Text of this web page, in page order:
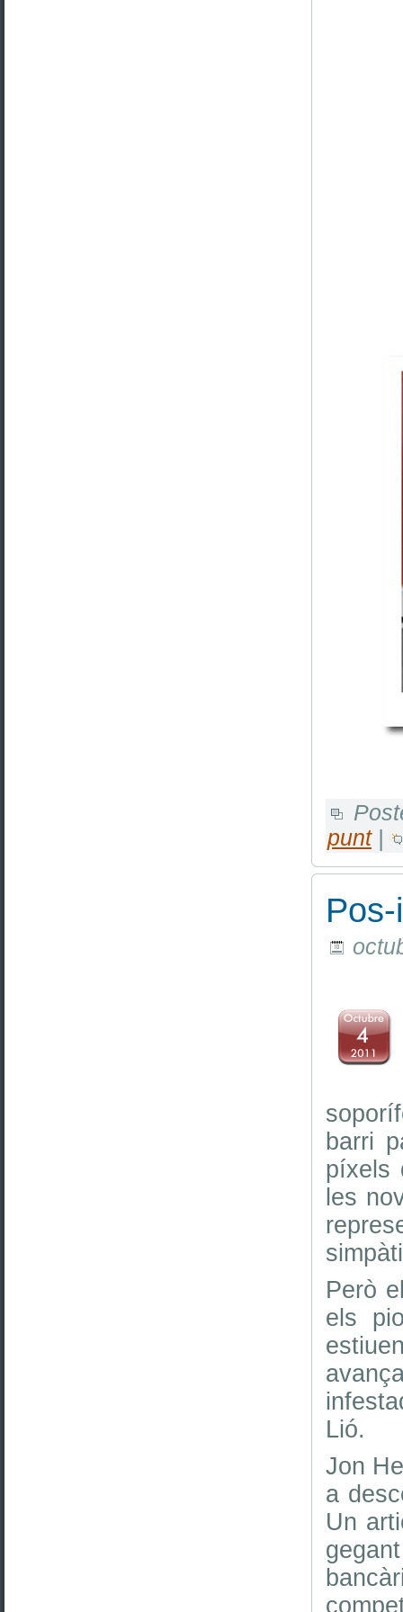
punt|
barri
píxels
les
Però
els
Lió.
Jon
a
Un